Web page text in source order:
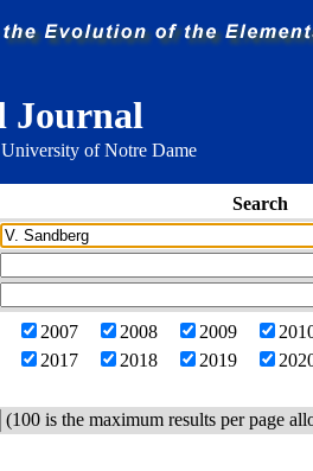
Journal
of Notre Dame
Search
2007 2008 2009
2017 2018 2019
(100 is the maximum results per page